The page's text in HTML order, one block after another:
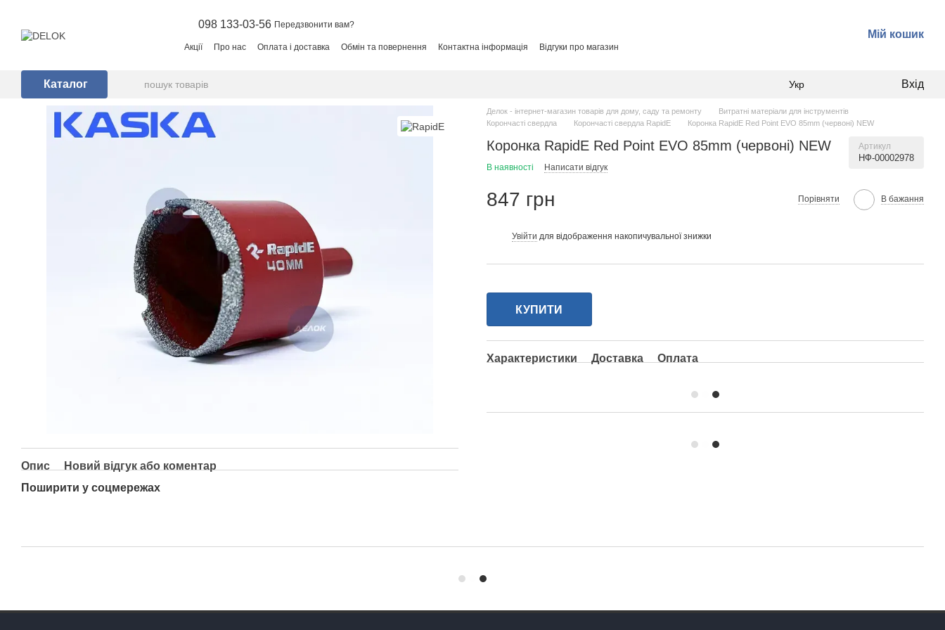
098 133-03-56 Передзвонити вам?
Акції Про нас Оплата і доставка Обмін та повернення Контактна інформація Відгуки про магазин
Мій кошик
Каталог Укр Вхід
Опис
Новий відгук або коментар
Поширити у соцмережах
Делок - інтернет-магазин товарів для дому, саду та ремонту
Витратні матеріали для інструментів
Корончасті свердла
Корончасті свердла RapidE Коронка RapidE Red Point EVO 85mm (червоні) NEW
Коронка RapidE Red Point EVO 85mm (червоні) NEW Артикул
НФ-00002978
В наявності Написати відгук
847 грн Порівняти В бажання
Увійти для відображення накопичувальної знижки
КУПИТИ
Характеристики Доставка Оплата